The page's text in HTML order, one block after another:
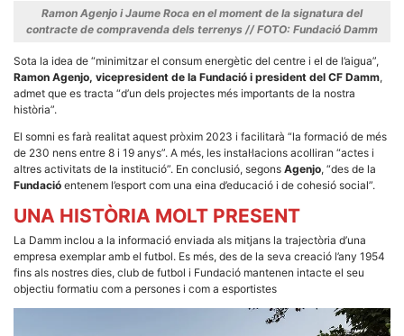
Ramon Agenjo i Jaume Roca en el moment de la signatura del
contracte de compravenda dels terrenys // FOTO: Fundació Damm
Sota la idea de “minimitzar el consum energètic del centre i el de l’aigua”,
Ramon Agenjo, vicepresident de la Fundació i president del CF Damm,
admet que es tracta “d’un dels projectes més importants de la nostra
història”.
El somni es farà realitat aquest pròxim 2023 i facilitarà “la formació de més
de 230 nens entre 8 i 19 anys”. A més, les instal·lacions acolliran “actes i
altres activitats de la institució”. En conclusió, segons Agenjo, “des de la
Fundació entenem l’esport com una eina d’educació i de cohesió social”.
UNA HISTÒRIA MOLT PRESENT
La Damm inclou a la informació enviada als mitjans la trajectòria d’una
empresa exemplar amb el futbol. Es més, des de la seva creació l’any 1954
fins als nostres dies, club de futbol i Fundació mantenen intacte el seu
objectiu formatiu com a persones i com a esportistes
personalitzat.